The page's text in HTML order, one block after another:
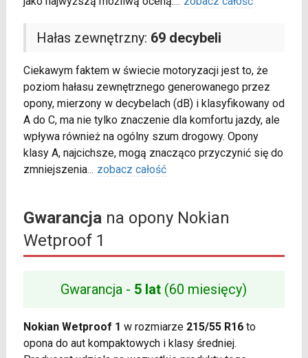
Hałas zewnętrzny: 69 decybeli
Ciekawym faktem w świecie motoryzacji jest to, że
poziom hałasu zewnętrznego generowanego przez
opony, mierzony w decybelach (dB) i klasyfikowany od
A do C, ma nie tylko znaczenie dla komfortu jazdy, ale
wpływa również na ogólny szum drogowy. Opony
klasy A, najcichsze, mogą znacząco przyczynić się do
zmniejszenia... zobacz całość
Gwarancjana opony Nokian
Wetproof 1
Gwarancja - 5 lat (60 miesięcy)
Nokian Wetproof 1 w rozmiarze 215/55 R16to
opona do aut kompaktowych i klasy średniej.